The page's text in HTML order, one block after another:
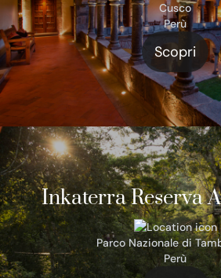
Cusco
Perù
Scopri
Inkaterra Reserva
Parco Nazionale di
Perù